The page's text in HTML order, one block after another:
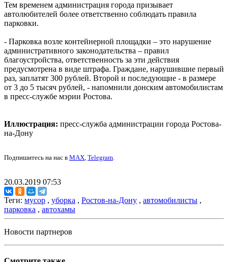
Тем временем администрация города призывает
автолюбителей более ответственно соблюдать правила
парковки.
- Парковка возле контейнерной площадки – это нарушение
административного законодательства – правил
благоустройства, ответственность за эти действия
предусмотрена в виде штрафа. Граждане, нарушившие первый
раз, заплатят 300 рублей. Второй и последующие - в размере
от 3 до 5 тысяч рублей, - напомнили донским автомобилистам
в пресс-службе мэрии Ростова.
Иллюстрация: пресс-служба администрации города Ростова-
на-Дону
Подпишитесь на нас в MAX, Telegram.
20.03.2019 07:53
Теги: мусор , уборка , Ростов-на-Дону , автомобилисты ,
парковка , автохамы
Новости партнеров